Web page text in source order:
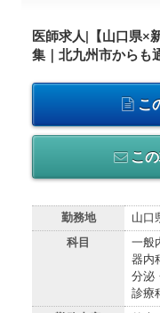
医師求人|【山口県×
集｜北九州市からも
こ
こ
勤務地 山口
科目
一般
器内
分泌
診療